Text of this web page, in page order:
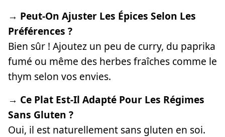
→ Peut-On Ajuster Les Épices Selon Les
Préférences ?
Bien sûr ! Ajoutez un peu de curry, du paprika
fumé ou même des herbes fraîches comme le
thym selon vos envies.
→ Ce Plat Est-Il Adapté Pour Les Régimes
Sans Gluten ?
Oui, il est naturellement sans gluten en soi.